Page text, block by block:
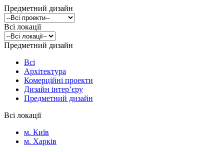
Предметний дизайн
Всі локації
Предметний дизайн
Всі
Архітектура
Комерційні проекти
Дизайн інтер’єру
Предметний дизайн
Всі локації
м. Київ
м. Харків